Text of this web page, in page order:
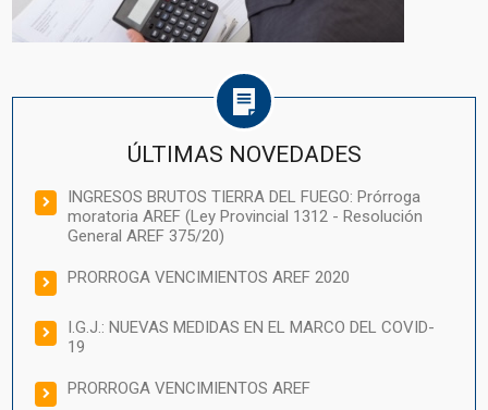
ÚLTIMAS NOVEDADES
INGRESOS BRUTOS TIERRA DEL FUEGO: Prórroga
moratoria AREF (Ley Provincial 1312 - Resolución
General AREF 375/20)
PRORROGA VENCIMIENTOS AREF 2020
I.G.J.: NUEVAS MEDIDAS EN EL MARCO DEL COVID-
19
PRORROGA VENCIMIENTOS AREF